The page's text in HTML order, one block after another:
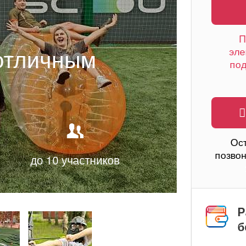
до 10 участников